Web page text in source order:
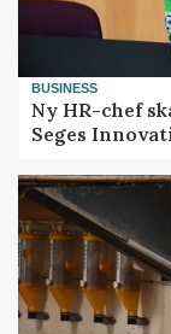
BUSINESS
Ny HR-chef
Seges